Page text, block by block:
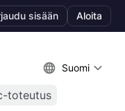
sisään Aloita
Suomi
toteutus